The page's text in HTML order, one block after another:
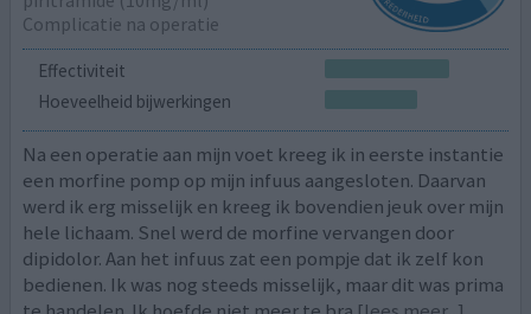
Complicatie na operatie
Effectiviteit
Hoeveelheid bijwerkingen
Na een operatie aan mijn voet kreeg ik in eerste instantie
een morfine pomp op mijn infuus aangesloten. Daarvan
werd ik erg misselijk en kreeg ik bovendien jeuk over mijn
hele lichaam. Snel werd de morfine vervangen door
dipidolor. Aan het infuus zat een pompje dat ik zelf kon
bedienen. Ik was nog steeds misselijk, maar dit was prima